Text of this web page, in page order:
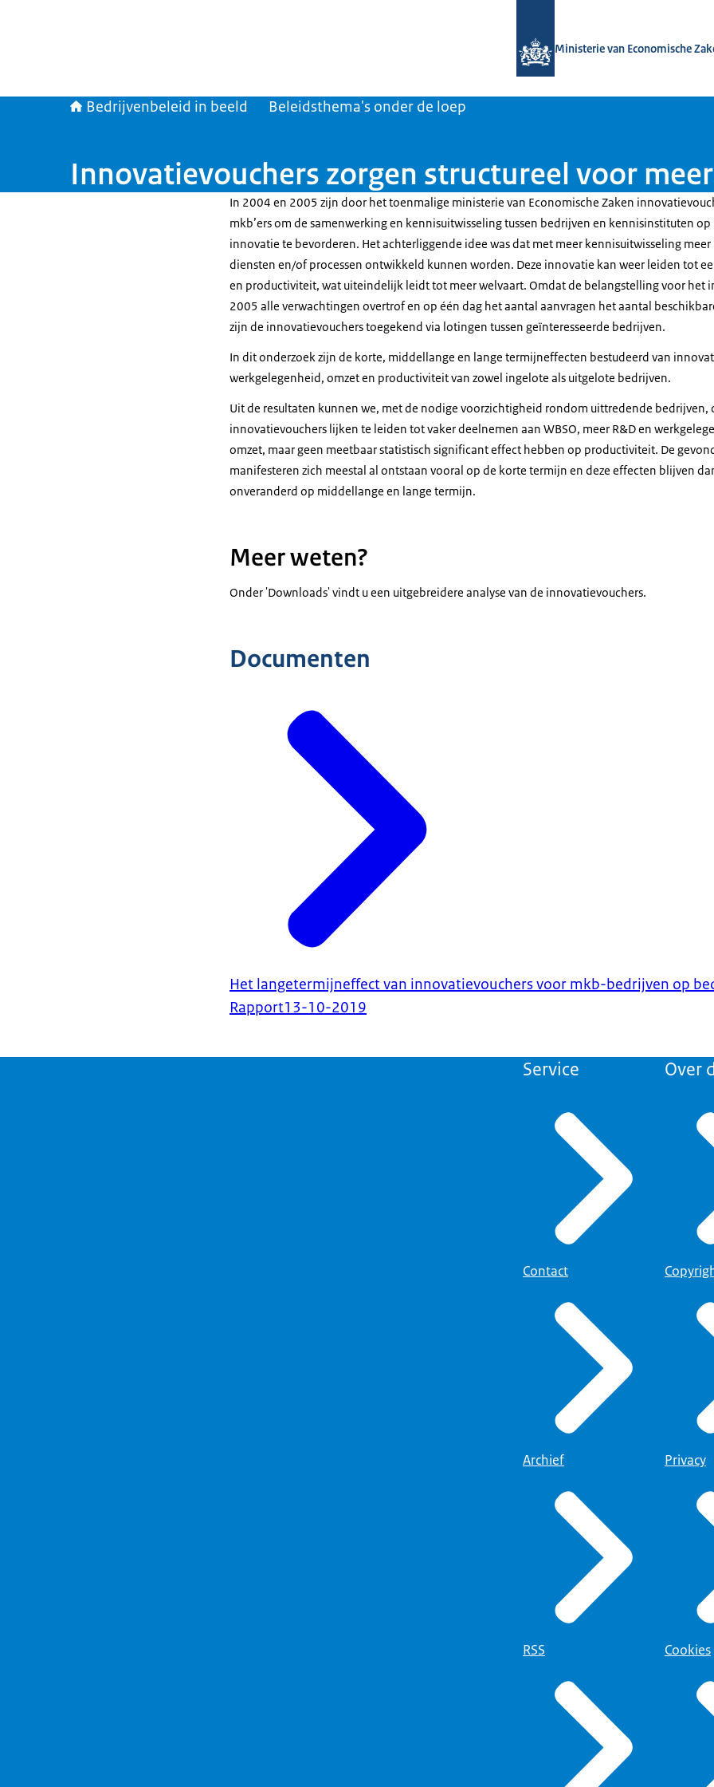
Ministerie van Economische
Bedrijvenbeleid in beeld Beleidsthema's onder de loep
Innovatievouchers zorgen structureel voor
In 2004 en 2005 zijn door het toenmalige ministerie van Economische Zaken
mkb’ers om de samenwerking en kennisuitwisseling tussen bedrijven en kennisinstituten
innovatie te bevorderen. Het achterliggende idee was dat met meer kennisuitwisseling
diensten en/of processen ontwikkeld kunnen worden. Deze innovatie kan weer leiden tot
en productiviteit, wat uiteindelijk leidt tot meer welvaart. Omdat de belangstelling voor het
2005 alle verwachtingen overtrof en op één dag het aantal aanvragen het aantal
zijn de innovatievouchers toegekend via lotingen tussen geïnteresseerde bedrijven.
In dit onderzoek zijn de korte, middellange en lange termijneffecten bestudeerd van
werkgelegenheid, omzet en productiviteit van zowel ingelote als uitgelote bedrijven.
Uit de resultaten kunnen we, met de nodige voorzichtigheid rondom uittredende bedrijven,
innovatievouchers lijken te leiden tot vaker deelnemen aan WBSO, meer R&D en
omzet, maar geen meetbaar statistisch significant effect hebben op productiviteit. De
manifesteren zich meestal al ontstaan vooral op de korte termijn en deze effecten blijven
onveranderd op middellange en lange termijn.
Meer weten?
Onder 'Downloads' vindt u een uitgebreidere analyse van de innovatievouchers.
Documenten
Het langetermijneffect van innovatievouchers voor mkb-bedrijven op
Rapport13-10-2019
Service
Contact
Archief
RSS
Over
Privacy
Cookies